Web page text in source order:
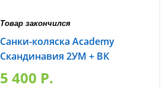
Товар закончился
Санки-коляска Academy
Скандинавия 2УМ + ВК
5 400 P.